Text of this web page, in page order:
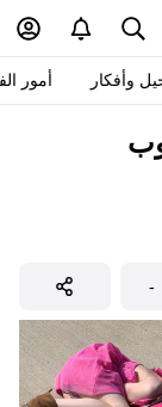
وأفكار أمور
-